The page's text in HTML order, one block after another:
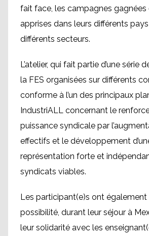
fait face, les campagnes gagnées
apprises dans leurs différents
différents secteurs.
L’atelier, qui fait partie d’une série
la FES organisées sur différents
conforme à l’un des principaux
IndustriALL concernant le
puissance syndicale par
effectifs et le développement
représentation forte et
syndicats viables.
Les participant(e)s ont également
possibilité, durant leur séjour à
leur solidarité avec les